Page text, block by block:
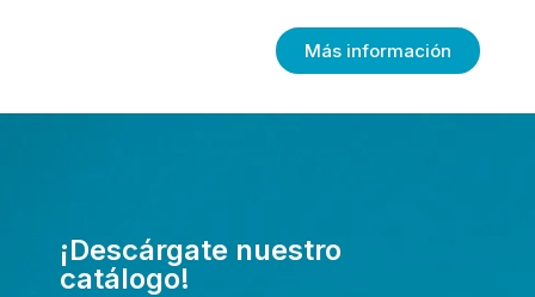
Más información
¡Descárgate nuestro
catálogo!